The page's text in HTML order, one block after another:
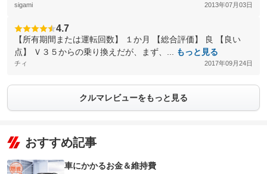
sigami 2013年07月03日
4.7
【所有期間または運転回数】 １か月 【総合評価】 良 【良い
点】 Ｖ３５からの乗り換えだが、まず、...
もっと見る
チィ 2017年09月24日
クルマレビューをもっと見る
おすすめ記事
車にかかるお金＆維持費